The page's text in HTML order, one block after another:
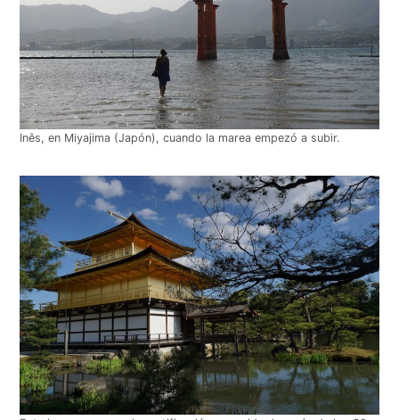
Inês, en Miyajima (Japón), cuando la marea empezó a subir.